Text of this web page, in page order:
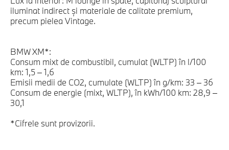
iluminat indirect şi materiale de calitate premium,
precum pielea Vintage.
BMW XM*:
Consum mixt de combustibil, cumulat (WLTP) în l/100
km: 1,5 – 1,6
Emisii medii de CO2, cumulate (WLTP) în g/km: 33 – 36
Consum de energie (mixt, WLTP), în kWh/100 km: 28,9 –
30,1
*Cifrele sunt provizorii.